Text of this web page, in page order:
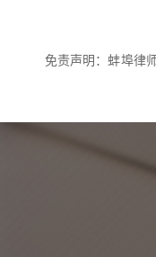
免责声明：蚌埠律